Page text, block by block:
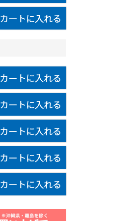
カートに入れる
カートに入れる
カートに入れる
カートに入れる
カートに入れる
カートに入れる